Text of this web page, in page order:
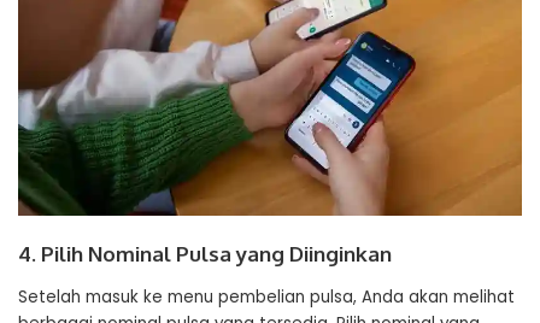
4. Pilih Nominal Pulsa yang Diinginkan
Setelah masuk ke menu pembelian pulsa, Anda akan melihat